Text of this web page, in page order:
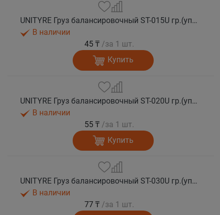
UNITYRE Груз балансировочный ST-015U гр.(упаковка 100 шт)
В наличии
45 ₸ /за 1 шт.
Купить
UNITYRE Груз балансировочный ST-020U гр.(упаковка 100 шт)
В наличии
55 ₸ /за 1 шт.
Купить
UNITYRE Груз балансировочный ST-030U гр.(упаковка 100 шт)
В наличии
77 ₸ /за 1 шт.